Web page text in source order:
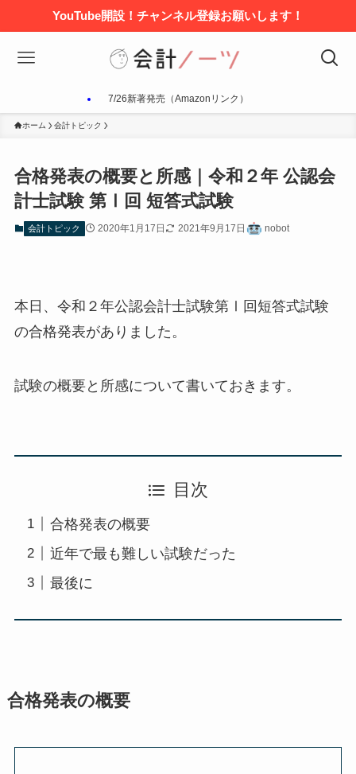
YouTube開設！チャンネル登録お願いします！
7/26新著発売（Amazonリンク）
ホーム 会計トピック
合格発表の概要と所感｜令和２年 公認会
計士試験 第Ⅰ回 短答式試験
会計トピック 2020年1月17日 2021年9月17日 nobot
本日、令和２年公認会計士試験第Ⅰ回短答式試験
の合格発表がありました。
試験の概要と所感について書いておきます。
目次
合格発表の概要
近年で最も難しい試験だった
最後に
合格発表の概要